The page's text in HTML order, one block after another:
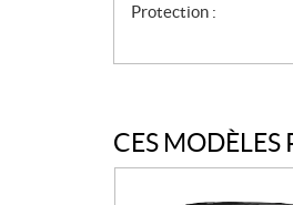
Protection :
CES MODÈLES